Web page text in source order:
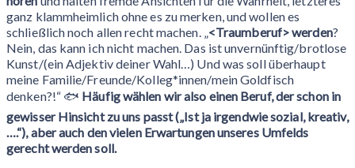
ganz klammheimlich ohne es zu merken, und wollen es
schließlich noch allen recht machen. „<Traumberuf> werden?
Nein, das kann ich nicht machen. Das ist unvernünftig/brotlose
Kunst/(ein Adjektiv deiner Wahl…) Und was soll überhaupt
meine Familie/Freunde/Kolleg*innen/mein Goldfisch
denken?!“ 🐟 Häufig wählen wir also einen Beruf, der schon in
gewisser Hinsicht zu uns passt („Ist ja irgendwie sozial, kreativ,
….“), aber auch den vielen Erwartungen unseres Umfelds
gerecht werden soll.